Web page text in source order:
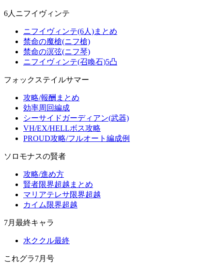
6人ニフイヴィンテ
ニフイヴィンテ(6人)まとめ
禁命の魔槍(ニフ槍)
禁命の溟弦(ニフ琴)
ニフイヴィンテ(召喚石)5凸
フォックステイルサマー
攻略/報酬まとめ
効率周回編成
シーサイドガーディアン(武器)
VH/EX/HELLボス攻略
PROUD攻略/フルオート編成例
ソロモナスの賢者
攻略/進め方
賢者限界超越まとめ
マリアテレサ限界超越
カイム限界超越
7月最終キャラ
水ククル最終
これグラ7月号